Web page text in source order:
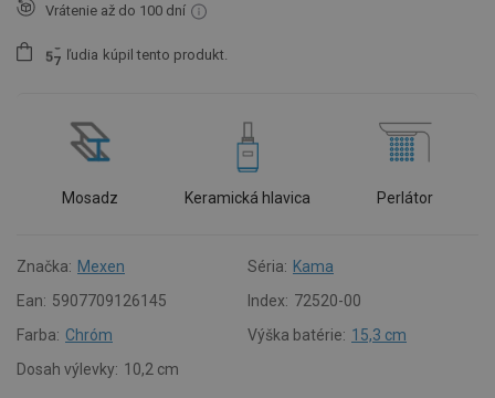
Vrátenie až do 100 dní
57 ľudia kúpil tento produkt.
Mosadz Keramická hlavica Perlátor
Značka: Mexen Séria: Kama
Ean: 5907709126145 Index: 72520-00
Farba: Chróm Výška batérie: 15,3 cm
Dosah výlevky: 10,2 cm